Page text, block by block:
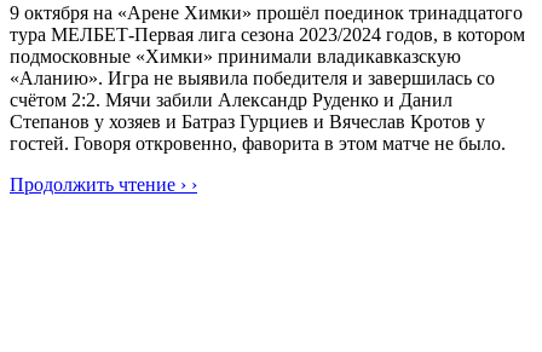
9 октября на «Арене Химки» прошёл поединок тринадцатого
тура МЕЛБЕТ-Первая лига сезона 2023/2024 годов, в котором
подмосковные «Химки» принимали владикавказскую
«Аланию». Игра не выявила победителя и завершилась со
счётом 2:2. Мячи забили Александр Руденко и Данил
Степанов у хозяев и Батраз Гурциев и Вячеслав Кротов у
гостей. Говоря откровенно, фаворита в этом матче не было.
Продолжить чтение › ›